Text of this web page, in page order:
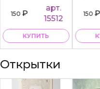
150₽
арт.
15512
КУПИТЬ
150₽
Открытки